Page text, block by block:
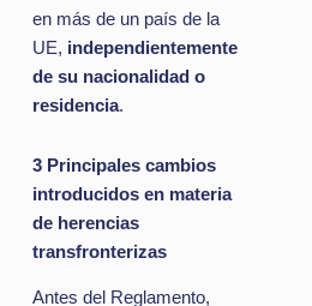
en más de un país de la
UE, independientemente
de su nacionalidad o
residencia.
3 Principales cambios
introducidos en materia
de herencias
transfronterizas
Antes del Reglamento,